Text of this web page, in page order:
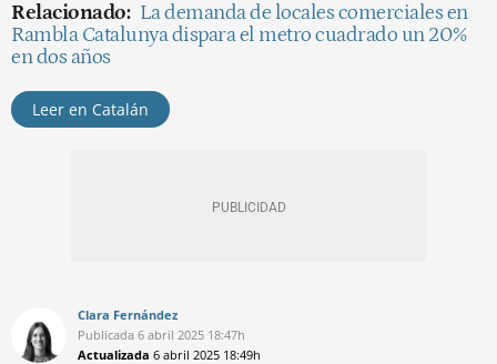
Relacionado: La demanda de locales comerciales en
Rambla Catalunya dispara el metro cuadrado un 20%
en dos años
Leer en Catalán
Clara Fernández
Publicada 6 abril 2025 18:47h
Actualizada 6 abril 2025 18:49h